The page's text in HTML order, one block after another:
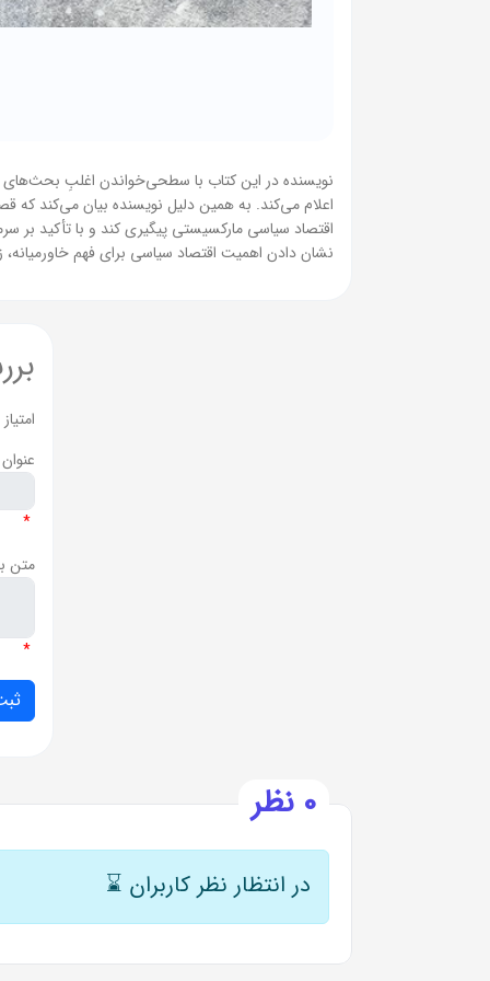
نویسنده در این کتاب با سطحی‌خواندن اغلبِ بحث‌های
اعلام می‌کند. به همین دلیل نویسنده بیان می‌کند که
اقتصاد سیاسی مارکسیستی پیگیری کند و با تأکید بر
نشان دادن اهمیت اقتصاد سیاسی برای فهم
امتیاز
*
متن
*
0 نظر
در انتظار نظر کاربران ⌛